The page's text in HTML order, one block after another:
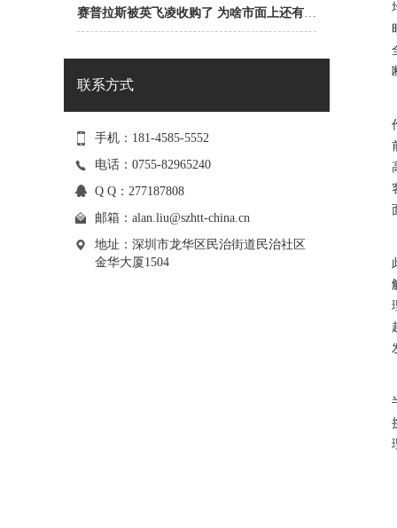
赛普拉斯被英飞凌收购了 为啥市面上还有赛普拉斯一级代理商？
联系方式
手机：181-4585-5552
电话：0755-82965240
Q Q：277187808
邮箱： alan.liu@szhtt-china.cn
地址：深圳市龙华区民治街道民治社区
金华大厦1504